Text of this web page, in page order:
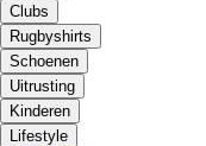
Clubs
Rugbyshirts
Schoenen
Uitrusting
Kinderen
Lifestyle